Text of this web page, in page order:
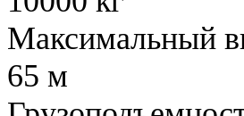
Максимальный
65 м